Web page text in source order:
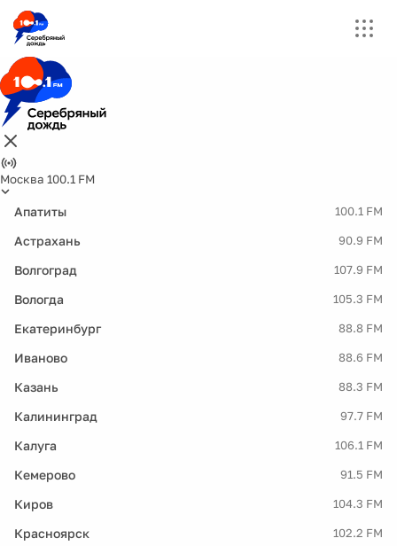
Москва 100.1 FM
Апатиты 100.1 FM
Астрахань 90.9 FM
Волгоград 107.9 FM
Вологда 105.3 FM
Екатеринбург 88.8 FM
Иваново 88.6 FM
Казань 88.3 FM
Калининград 97.7 FM
Калуга 106.1 FM
Кемерово 91.5 FM
Киров 104.3 FM
Красноярск 102.2 FM